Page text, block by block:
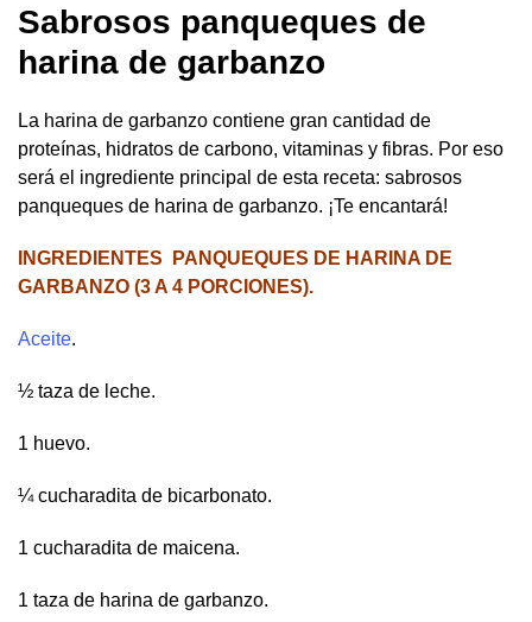
Sabrosos panqueques de
harina de garbanzo
La harina de garbanzo contiene gran cantidad de
proteínas, hidratos de carbono, vitaminas y fibras. Por eso
será el ingrediente principal de esta receta: sabrosos
panqueques de harina de garbanzo. ¡Te encantará!
INGREDIENTES PANQUEQUES DE HARINA DE
GARBANZO (3 A 4 PORCIONES).
Aceite.
½ taza de leche.
1 huevo.
¼ cucharadita de bicarbonato.
1 cucharadita de maicena.
1 taza de harina de garbanzo.